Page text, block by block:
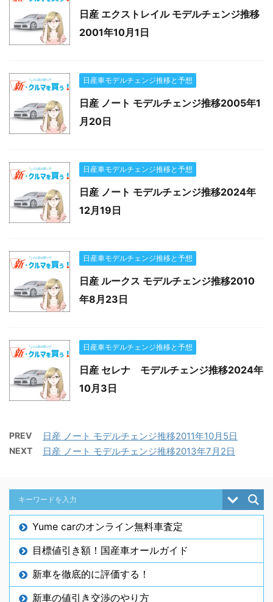
日産 エクストレイル モデルチェンジ推移
2001年10月1日
日産車モデルチェンジ推移と予想
日産 ノート モデルチェンジ推移2005年1
月20日
日産車モデルチェンジ推移と予想
日産 ノート モデルチェンジ推移2024年
12月19日
日産車モデルチェンジ推移と予想
日産 ルークス モデルチェンジ推移2010
年8月23日
日産車モデルチェンジ推移と予想
日産 セレナ モデルチェンジ推移2024年
10月3日
PREV 日産 ノート モデルチェンジ推移2011年10月5日
NEXT 日産 ノート モデルチェンジ推移2013年7月2日
Yume carのオンライン無料車査定
目標値引き額！国産車オールガイド
新車を徹底的に評価する！
新車の値引き交渉のやり方